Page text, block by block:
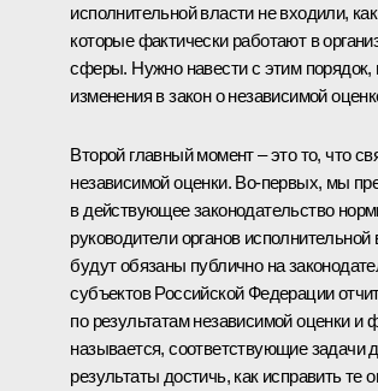
исполнительной власти не входили,
которые фактически работают в
сферы. Нужно навести с этим порядок,
изменения в закон о независимой
Второй главный момент – это то, что
независимой оценки. Во-первых, мы
в действующее законодательство
руководители органов исполнительной
будут обязаны публично на
субъектов Российской Федерации
по результатам независимой оценки и
называется, соответствующие задачи
результаты достичь, как исправить те